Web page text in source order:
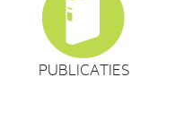
PUBLICATIES